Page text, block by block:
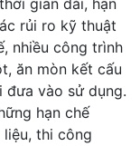
gian dài, hạn
rủi ro kỹ thuật
nhiều công trình
ăn mòn kết cấu
đưa vào sử dụng.
hạn chế
thi công